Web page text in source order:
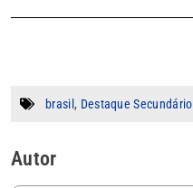
brasil , Destaque Secundário
Autor